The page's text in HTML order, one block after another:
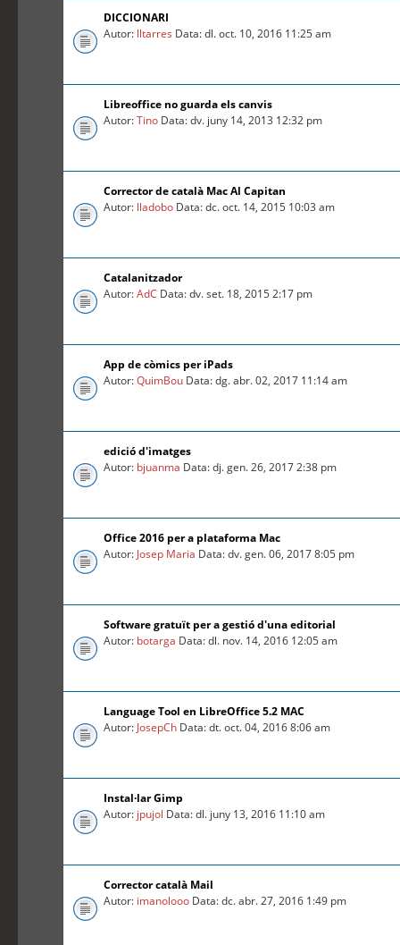
DICCIONARI
Autor: lltarres Data: dl. oct. 10, 2016 11:25 am
Libreoffice no guarda els canvis
Autor:Tino Data: dv. juny 14, 2013 12:32 pm
Corrector de català Mac Al Capitan
Autor: lladobo Data: dc. oct. 14, 2015 10:03 am
Catalanitzador
Autor:AdC Data: dv. set. 18, 2015 2:17 pm
App de còmics per iPads
Autor:QuimBou Data: dg. abr. 02, 2017 11:14 am
edició d'imatges
Autor: bjuanma Data: dj. gen. 26, 2017 2:38 pm
Office 2016 per a plataforma Mac
Autor: Josep Maria Data: dv. gen. 06, 2017 8:05 pm
Software gratuït per a gestió d'una editorial
Autor: botarga Data: dl. nov. 14, 2016 12:05 am
Language Tool en LibreOffice 5.2 MAC
Autor: JosepCh Data: dt. oct. 04, 2016 8:06 am
Instal·lar Gimp
Autor: jpujol Data: dl. juny 13, 2016 11:10 am
Corrector català Mail
Autor: imanolooo Data: dc. abr. 27, 2016 1:49 pm